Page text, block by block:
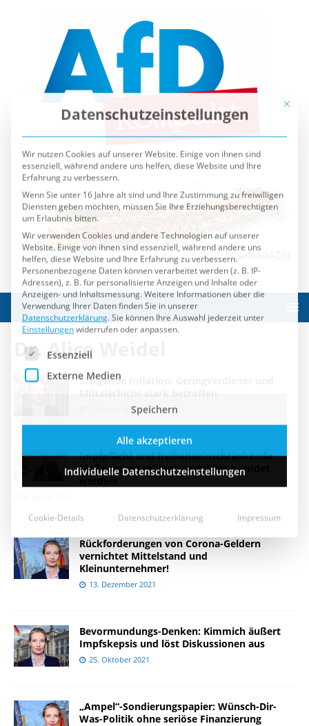
Dr. Alice Weidel
Steigende Inflation: Geringverdiener und
Mittelschicht stark betroffen
7. Januar 2022
Impfpflicht und freiheitseinschränkende
Maßnahmen müssen endgültig beendet
Rückforderungen von Corona-Geldern
vernichtet Mittelstand und
Kleinunternehmer!
13. Dezember 2021
Bevormundungs-Denken: Kimmich äußert
Impfskepsis und löst Diskussionen aus
25. Oktober 2021
„Ampel“-Sondierungspapier: Wünsch-Dir-
Was-Politik ohne seriöse Finanzierung
Datenschutzeinstellungen
Wir nutzen Cookies auf unserer Website. Einige von ihnen sind
essenziell, während andere uns helfen, diese Website und Ihre
Erfahrung zu verbessern.
Wenn Sie unter 16 Jahre alt sind und Ihre Zustimmung zu freiwilligen
Diensten geben möchten, müssen Sie Ihre Erziehungsberechtigten
um Erlaubnis bitten.
Wir verwenden Cookies und andere Technologien auf unserer
Website. Einige von ihnen sind essenziell, während andere uns
helfen, diese Website und Ihre Erfahrung zu verbessern.
Personenbezogene Daten können verarbeitet werden (z. B. IP-
Adressen), z. B. für personalisierte Anzeigen und Inhalte oder
Anzeigen- und Inhaltsmessung.Weitere Informationen über die
Verwendung Ihrer Daten finden Sie in unserer
Datenschutzerklärung.Sie können Ihre Auswahl jederzeit unter
Einstellungenwiderrufen oder anpassen.
Es folgt eine Liste der Service-Gruppen, für die eine
Essenziell
Externe Medien
Speichern
Datenschutzerklärung